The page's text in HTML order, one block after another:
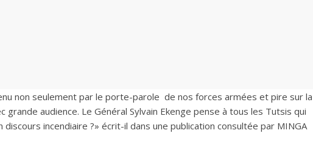
non seulement par le porte-parole de nos forces armées et pire sur la
grande audience. Le Général Sylvain Ekenge pense à tous les Tutsis qui
incendiaire ?» écrit-il dans une publication consultée par MINGA